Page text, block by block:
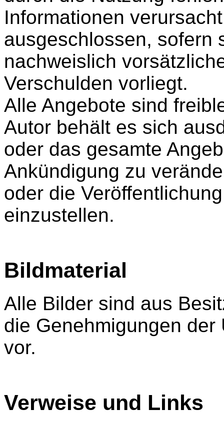
Informationen
ausgeschlossen, sofern
nachweislich
Verschulden vorliegt.
Alle Angebote sind
Autor behält es sich
oder das gesamte
Ankündigung zu
oder die
einzustellen.
Bildmaterial
Alle Bilder sind aus
die Genehmigungen
vor.
Verweise und Links